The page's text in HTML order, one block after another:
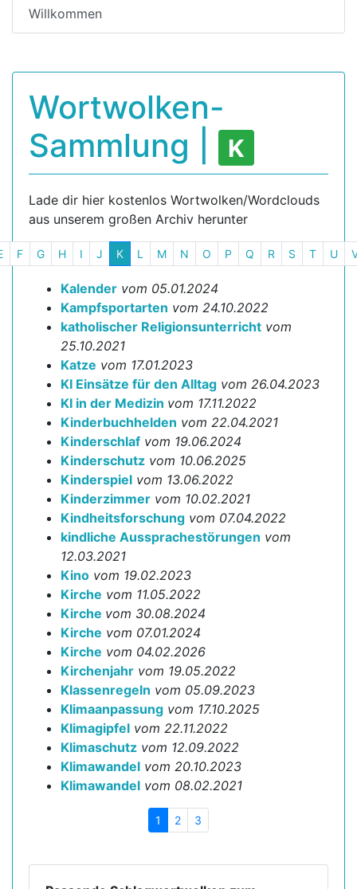
Willkommen
Wortwolken-
Sammlung |
K
Lade dir hier kostenlos Wortwolken/Wordclouds
aus unserem großen Archiv herunter
F G H I J K L M N O P Q R S T U
Kalender vom 05.01.2024
Kampfsportarten vom 24.10.2022
katholischer Religionsunterricht vom
25.10.2021
Katze vom 17.01.2023
KI Einsätze für den Alltag vom 26.04.2023
KI in der Medizin vom 17.11.2022
Kinderbuchhelden vom 22.04.2021
Kinderschlaf vom 19.06.2024
Kinderschutz vom 10.06.2025
Kinderspiel vom 13.06.2022
Kinderzimmer vom 10.02.2021
Kindheitsforschung vom 07.04.2022
kindliche Aussprachestörungen vom
12.03.2021
Kino vom 19.02.2023
Kirche vom 11.05.2022
Kirche vom 30.08.2024
Kirche vom 07.01.2024
Kirche vom 04.02.2026
Kirchenjahr vom 19.05.2022
Klassenregeln vom 05.09.2023
Klimaanpassung vom 17.10.2025
Klimagipfel vom 22.11.2022
Klimaschutz vom 12.09.2022
Klimawandel vom 20.10.2023
Klimawandel vom 08.02.2021
1 2 3